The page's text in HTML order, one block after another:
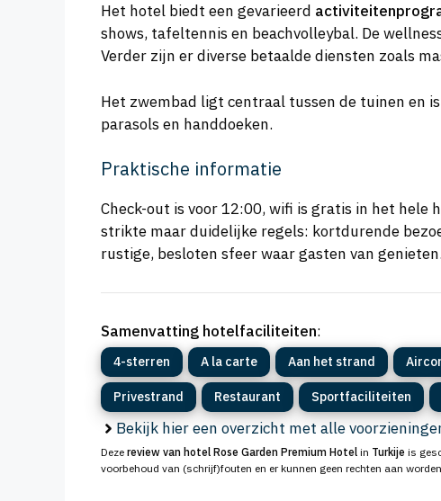
Het hotel biedt een gevarieerd
shows, tafeltennis en beachvolleybal. De
Verder zijn er diverse betaalde diensten zoals
Het zwembad ligt centraal tussen de tuinen en
parasols en handdoeken.
Praktische informatie
Check-out is voor 12:00, wifi is gratis in het
strikte maar duidelijke regels: kortdurende
rustige, besloten sfeer waar gasten van genieten.
Samenvatting hotelfaciliteiten:
4-sterren A la carte Aan het strand
Privestrand Restaurant Sportfaciliteiten
Bekijk hier een overzicht met alle
Deze review van hotel Rose Garden Premium Hotel in Turkije is
voorbehoud van (schrijf)fouten en er kunnen geen rechten aan